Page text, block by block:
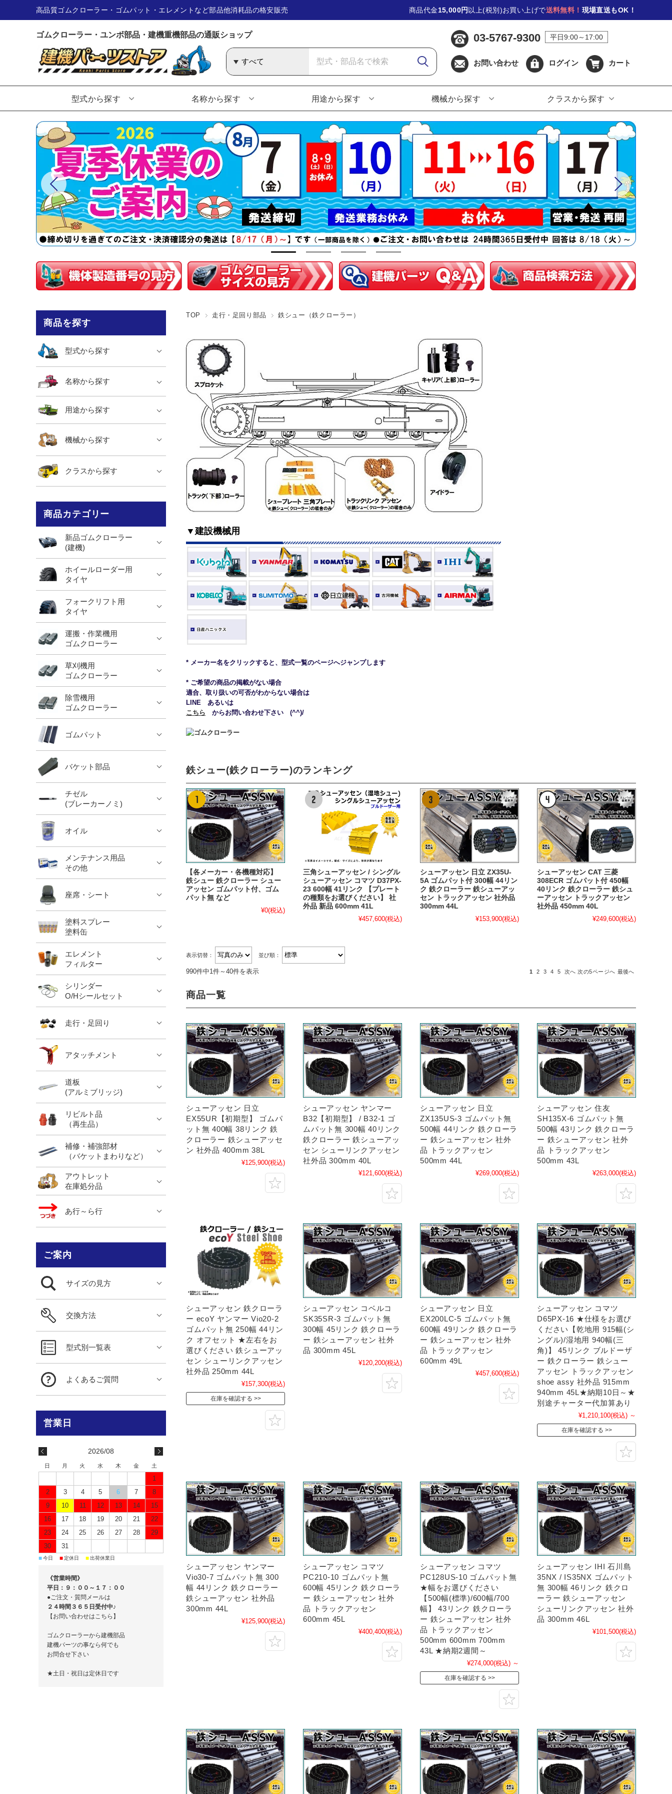
高品質ゴムクローラー・ゴムパット・エレメントなど部品他消耗品の格安販売 商品代金15,000円 以上(税別)お買い上げで送料無料！ 現場直送もOK！
ゴムクローラー・ユンボ部品・建機重機部品の通販ショップ 03-5767-9300 平日9:00～17:00
お問い合わせ ログイン カート
型式から探す 名称から探す 用途から探す 機械から探す クラスから探す
TOP 走行・足回り部品 鉄シュー（鉄クローラー）
▼建設機械用
* メーカー名をクリックすると、型式一覧のページへジャンプします
* ご希望の商品の掲載がない場合
適合、取り扱いの可否がわからない場合は
LINE あるいは
こちら からお問い合わせ下さい (^^)/
鉄シュー(鉄クローラー)のランキング
【各メーカー・各機種対応】
鉄シュー 鉄クローラー シュー
アッセン ゴムパット付、ゴム
パット無 など
¥0(税込)
三角シューアッセン / シングル
シューアッセン コマツ D37PX-
23 600幅 41リンク 【プレート
の種類をお選びください】 社
外品 新品 600mm 41L
¥457,600(税込)
シューアッセン 日立 ZX35U-
5A ゴムパット付 300幅 44リン
ク 鉄クローラー 鉄シューアッ
セン トラックアッセン 社外品
300mm 44L
¥153,900(税込)
シューアッセン CAT 三菱
308ECR ゴムパット付 450幅
40リンク 鉄クローラー 鉄シュ
ーアッセン トラックアッセン
社外品 450mm 40L
¥249,600(税込)
表示切替： 並び順：
990件中1件～40件を表示 1 2 3 4 5 次へ 次の5ページへ 最後へ
商品一覧
シューアッセン 日立
EX55UR【初期型】 ゴムパ
ット無 400幅 38リンク 鉄
クローラー 鉄シューアッセ
ン 社外品 400mm 38L
¥125,900(税込)
シューアッセン ヤンマー
B32【初期型】 / B32-1 ゴ
ムパット無 300幅 40リンク
鉄クローラー 鉄シューアッ
セン シューリンクアッセン
社外品 300mm 40L
¥121,600(税込)
シューアッセン 日立
ZX135US-3 ゴムパット無
500幅 44リンク 鉄クローラ
ー 鉄シューアッセン 社外
品 トラックアッセン
500mm 44L
¥269,000(税込)
シューアッセン 住友
SH135X-6 ゴムパット無
500幅 43リンク 鉄クローラ
ー 鉄シューアッセン 社外
品 トラックアッセン
500mm 43L
¥263,000(税込)
シューアッセン 鉄クローラ
ー ecoY ヤンマー Vio20-2
ゴムパット無 250幅 44リン
ク オフセット ★左右をお
選びください 鉄シューアッ
セン シューリンクアッセン
社外品 250mm 44L
¥157,300(税込)
在庫を確認する
シューアッセン コベルコ
SK35SR-3 ゴムパット無
300幅 45リンク 鉄クローラ
ー 鉄シューアッセン 社外
品 300mm 45L
¥120,200(税込)
シューアッセン 日立
EX200LC-5 ゴムパット無
600幅 49リンク 鉄クローラ
ー 鉄シューアッセン 社外
品 トラックアッセン
600mm 49L
¥457,600(税込)
シューアッセン コマツ
D65PX-16 ★仕様をお選び
ください【乾地用 915幅(シ
ングル)/湿地用 940幅(三
角)】 45リンク ブルドーザ
ー 鉄クローラー 鉄シュー
アッセン トラックアッセン
shoe assy 社外品 915mm
940mm 45L★納期10日～★
別途チャーター代加算あり
¥1,210,100(税込) ～
在庫を確認する
シューアッセン ヤンマー
Vio30-7 ゴムパット無 300
幅 44リンク 鉄クローラー
鉄シューアッセン 社外品
300mm 44L
¥125,900(税込)
シューアッセン コマツ
PC210-10 ゴムパット無
600幅 45リンク 鉄クローラ
ー 鉄シューアッセン 社外
品 トラックアッセン
600mm 45L
¥400,400(税込)
シューアッセン コマツ
PC128US-10 ゴムパット無
★幅をお選びください
【500幅(標準)/600幅/700
幅】 43リンク 鉄クローラ
ー 鉄シューアッセン 社外
品 トラックアッセン
500mm 600mm 700mm
43L ★納期2週間～
¥274,000(税込) ～
在庫を確認する
シューアッセン IHI 石川島
35NX / IS35NX ゴムパット
無 300幅 46リンク 鉄クロ
ーラー 鉄シューアッセン
シューリンクアッセン 社外
品 300mm 46L
¥101,500(税込)
商品を探す
型式から探す
名称から探す
用途から探す
機械から探す
クラスから探す
商品カテゴリー
新品ゴムクローラー
(建機)
ホイールローダー用
タイヤ
フォークリフト用
タイヤ
運搬・作業機用
ゴムクローラー
草刈機用
ゴムクローラー
除雪機用
ゴムクローラー
ゴムパット
バケット部品
チゼル
(ブレーカーノミ)
オイル
メンテナンス用品
その他
座席・シート
塗料スプレー
塗料缶
エレメント
フィルター
シリンダー
O/Hシールセット
走行・足回り
アタッチメント
道板
(アルミブリッジ)
リビルト品
（再生品）
補修・補強部材
（バケットまわりなど）
アウトレット
在庫処分品
あ行～ら行
ご案内
サイズの見方
交換方法
型式別一覧表
よくあるご質問
2026/08
日 月 火 水 木 金 土
1
2
3 4 5 6 7
8
9
10 11 12 13 14
15
16
17 18 19 20 21
22
23
24 25 26 27 28
29
30
31
■今日 ■定休日 ■出荷休業日
《営業時間》
平日：９：００～１７：００
●ご注文・質問メールは
２４時間３６５日受付中♪
【お問い合わせはこちら】
ゴムクローラーから建機部品
建機パーツの事なら何でも
お問合せ下さい
★土日・祝日は定休日です